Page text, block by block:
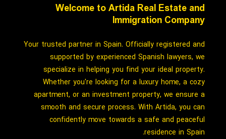
Welcome to Artida Real Estate and
Immigration Company
Your trusted partner in Spain. Officially registered and
supported by experienced Spanish lawyers, we
specialize in helping you find your ideal property.
Whether you're looking for a luxury home, a cozy
apartment, or an investment property, we ensure a
smooth and secure process. With Artida, you can
confidently move towards a safe and peaceful
residence in Spain.